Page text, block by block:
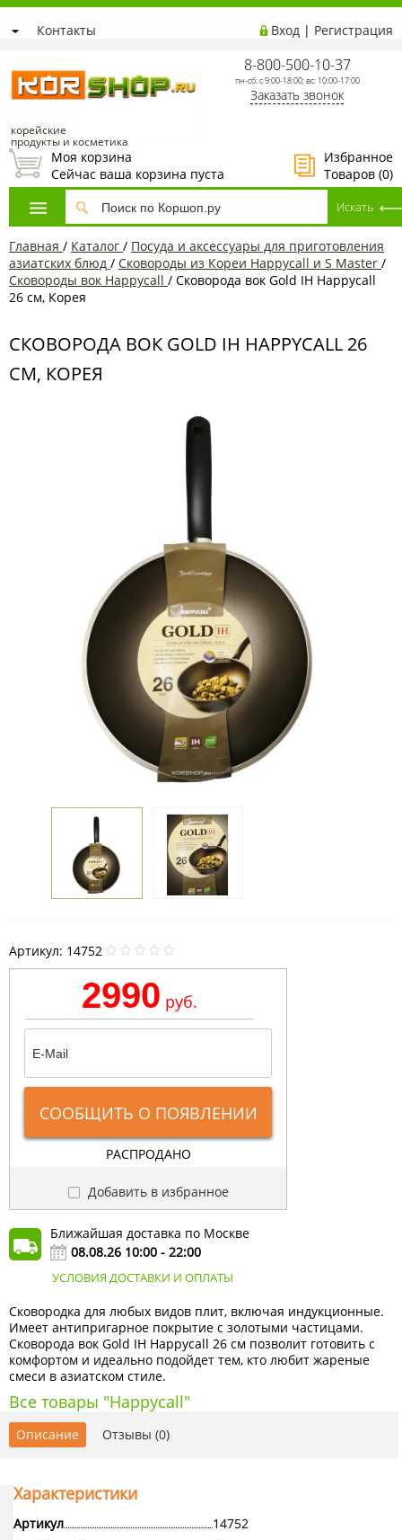
Контакты Вход | Регистрация
корейские
продукты и косметика
8-800-500-10-37
пн-сб: с 9:00-18:00; вс: 10:00-17:00
Заказать звонок
Избранное
Товаров (0)
Моя корзина
Сейчас ваша корзина пуста
Главная / Каталог / Посуда и аксессуары для приготовления
азиатских блюд / Сковороды из Кореи Happycall и S Master /
Сковороды вок Happycall / Сковорода вок Gold IH Happycall
26 см, Корея
СКОВОРОДА ВОК GOLD IH HAPPYCALL 26
СМ, КОРЕЯ
Артикул: 14752
2990 руб.
СООБЩИТЬ О ПОЯВЛЕНИИ
РАСПРОДАНО
Добавить в избранное
Ближайшая доставка по Москве
08.08.26 10:00 - 22:00
УСЛОВИЯ ДОСТАВКИ И ОПЛАТЫ
Сковородка для любых видов плит, включая индукционные.
Имеет антипригарное покрытие с золотыми частицами.
Сковорода вок Gold IH Happycall 26 см позволит готовить с
комфортом и идеально подойдет тем, кто любит жареные
смеси в азиатском стиле.
Все товары "Happycall"
Описание Отзывы (0)
Характеристики
Артикул
14752